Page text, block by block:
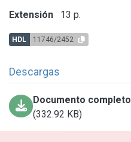
Extensión 13 p.
HDL 11746/2452
Descargas
Documento completo
(332.92 KB)